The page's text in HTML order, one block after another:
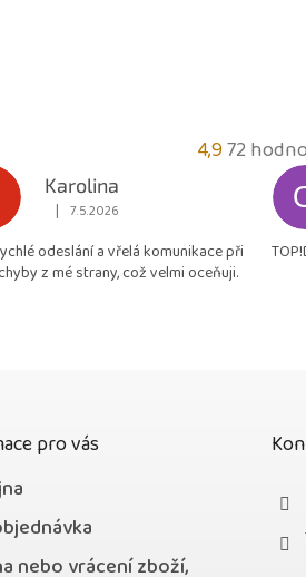
4,9
obchodu
4,9
z
72
Karolina
Hodnocení obchodu je 5 z 5 hvězdiček.
| 7.5.2026
odeslání a vřelá komunikace při
z mé strany, což velmi oceňuji.
pro vás
nebo vrácení zboží,